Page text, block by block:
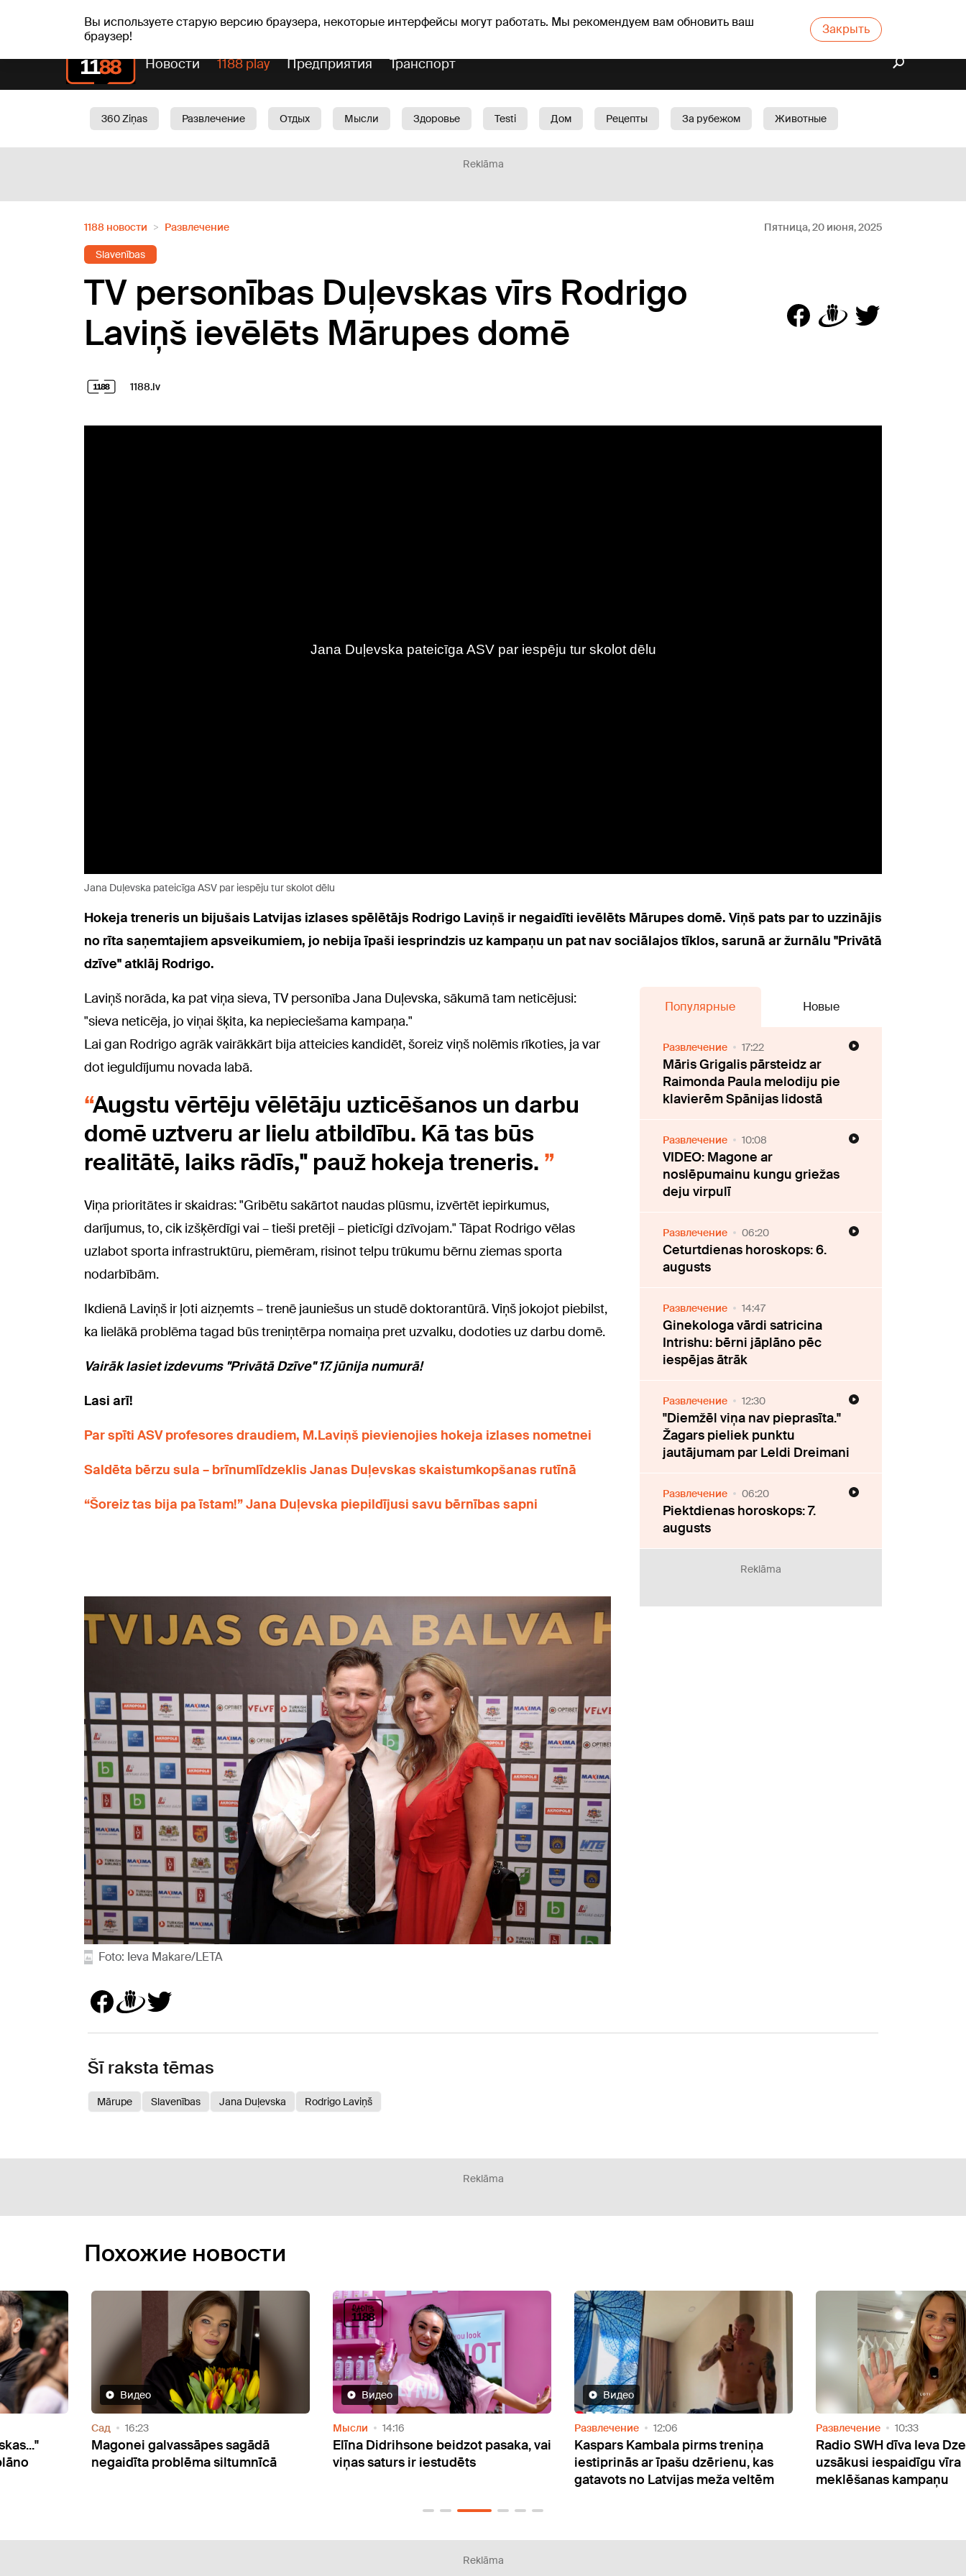
Вы используете старую версию браузера, некоторые интерфейсы могут работать. Мы рекомендуем вам обновить ваш
браузер!
Закрыть
пт, 07.08.2026. +21°C Alfrēds, Fredis, Madars Прогноз погоды Гороскопы
Новости 1188 play Предприятия Транспорт
360 Ziņas Развлечение Отдых Мысли Здоровье Testi Дом Рецепты За рубежом
Животные
Reklāma
1188 новости Развлечение Пятница, 20 июня, 2025
Slavenības
TV personības Duļevskas vīrs Rodrigo
Laviņš ievēlēts Mārupes domē
1188.lv
Jana Duļevska pateicīga ASV par iespēju tur skolot dēlu
Hokeja treneris un bijušais Latvijas izlases spēlētājs Rodrigo Laviņš ir negaidīti ievēlēts Mārupes domē. Viņš pats par to uzzinājis
no rīta saņemtajiem apsveikumiem, jo nebija īpaši iesprindzis uz kampaņu un pat nav sociālajos tīklos, sarunā ar žurnālu "Privātā
dzīve" atklāj Rodrigo.
Laviņš norāda, ka pat viņa sieva, TV personība Jana Duļevska, sākumā tam neticējusi:
"sieva neticēja, jo viņai šķita, ka nepieciešama kampaņa."
Lai gan Rodrigo agrāk vairākkārt bija atteicies kandidēt, šoreiz viņš nolēmis rīkoties, ja var
dot ieguldījumu novada labā.
Augstu vērtēju vēlētāju uzticēšanos un darbu
domē uztveru ar lielu atbildību. Kā tas būs
realitātē, laiks rādīs," pauž hokeja treneris.
Viņa prioritātes ir skaidras: "Gribētu sakārtot naudas plūsmu, izvērtēt iepirkumus,
darījumus, to, cik izšķērdīgi vai – tieši pretēji – pieticīgi dzīvojam." Tāpat Rodrigo vēlas
uzlabot sporta infrastruktūru, piemēram, risinot telpu trūkumu bērnu ziemas sporta
nodarbībām.
Ikdienā Laviņš ir ļoti aizņemts – trenē jauniešus un studē doktorantūrā. Viņš jokojot piebilst,
ka lielākā problēma tagad būs treniņtērpa nomaiņa pret uzvalku, dodoties uz darbu domē.
Vairāk lasiet izdevums "Privātā Dzīve" 17. jūnija numurā!
Lasi arī!
Par spīti ASV profesores draudiem, M.Laviņš pievienojies hokeja izlases nometnei
Saldēta bērzu sula – brīnumlīdzeklis Janas Duļevskas skaistumkopšanas rutīnā
“Šoreiz tas bija pa īstam!” Jana Duļevska piepildījusi savu bērnības sapni
Foto: Ieva Makare/LETA
Популярные Новые
Развлечение 17:22
Māris Grigalis pārsteidz ar
Raimonda Paula melodiju pie
klavierēm Spānijas lidostā
Развлечение 10:08
VIDEO: Magone ar
noslēpumainu kungu griežas
deju virpulī
Развлечение 06:20
Ceturtdienas horoskops: 6.
augusts
Развлечение 14:47
Ginekologa vārdi satricina
Intrishu: bērni jāplāno pēc
iespējas ātrāk
Развлечение 12:30
"Diemžēl viņa nav pieprasīta."
Žagars pieliek punktu
jautājumam par Leldi Dreimani
Развлечение 06:20
Piektdienas horoskops: 7.
augusts
Reklāma
Šī raksta tēmas
Mārupe Slavenības Jana Duļevska Rodrigo Laviņš
Reklāma
Похожие новости
sagādā
siltumnīcā
Видео
Мысли
Elīna Didrihsone beidzot pasaka, vai
viņas saturs ir iestudēts
Видео
Развлечение
Kaspars Kambala pirms treniņa
iestiprinās ar īpašu dzērienu, kas
Развлечение
Radio SWH dīva Ieva Dzene
uzsākusi iespaidīgu vīra
meklēšanas kampaņu
Видео
Мысли 08:30
"Noguru no
Kalniņa meklē
pašsajūtai
Reklāma